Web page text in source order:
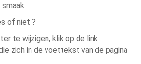
of niet ?
te wijzigen, klik op de link
zich in de voettekst van de pagina
20
verkoopsvoorwaarden
Wettelijke bepalingen
Persoonsgegevens